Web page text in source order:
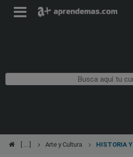
Arte y Cultura HISTORIA